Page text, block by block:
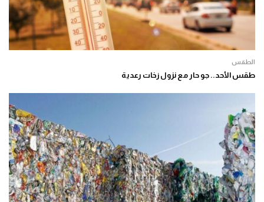
الطقس
طقس الأحد.. جو حار مع نزول زخات رعدية